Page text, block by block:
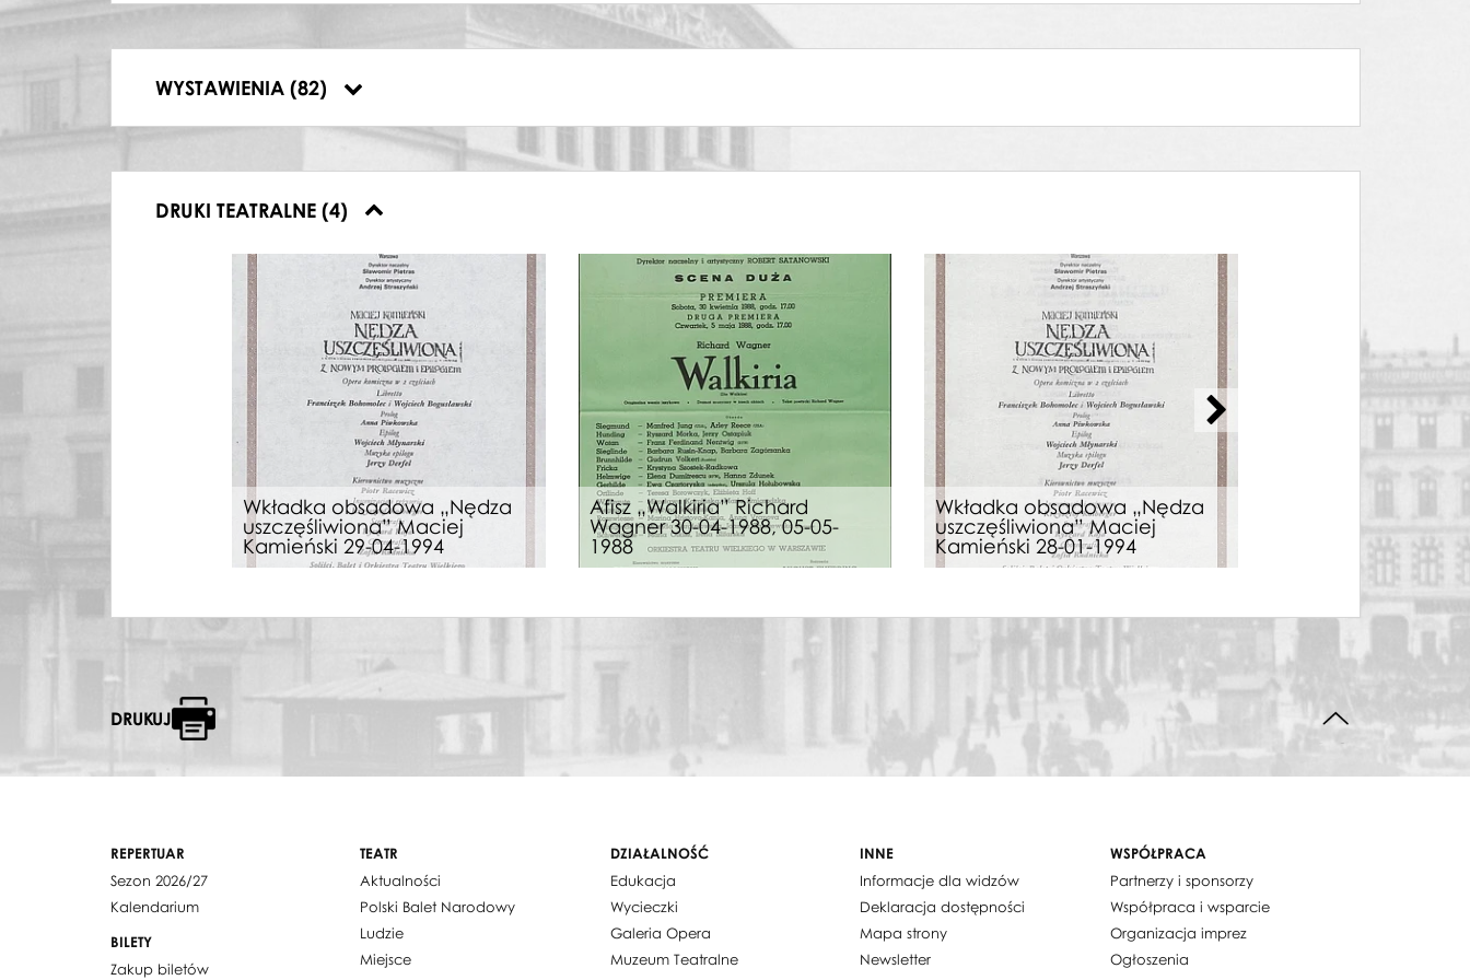
WYSTAWIENIA (82)
08.12.1996, Teatr Narodowy, Śpiewnik domowy
10.01.1997, Teatr Narodowy, Śpiewnik domowy
19.01.1997, Teatr Narodowy, Śpiewnik domowy
DRUKI TEATRALNE (4)
Wkładka obsadowa „Nędza
uszczęśliwiona” Maciej
Kamieński 29-04-1994
Afisz „Walkiria” Richard
Wagner 30-04-1988, 05-05-
1988
Wkładka obsadowa „Nędza
uszczęśliwiona” Maciej
Kamieński 28-01-1994
uszczęśliwiona”
Kamieński 29-01-
DRUKUJ
DO GÓRY STRONY
REPERTUAR
Sezon 2026/27
Kalendarium
BILETY
Zakup biletów
TEATR
Aktualności
Polski Balet Narodowy
Ludzie
Miejsce
DZIAŁALNOŚĆ
Edukacja
Wycieczki
Galeria Opera
Muzeum Teatralne
INNE
Informacje dla widzów
Deklaracja dostępności
Mapa strony
Newsletter
WSPÓŁPRACA
Partnerzy i sponsorzy
Współpraca i wsparcie
Organizacja imprez
Ogłoszenia